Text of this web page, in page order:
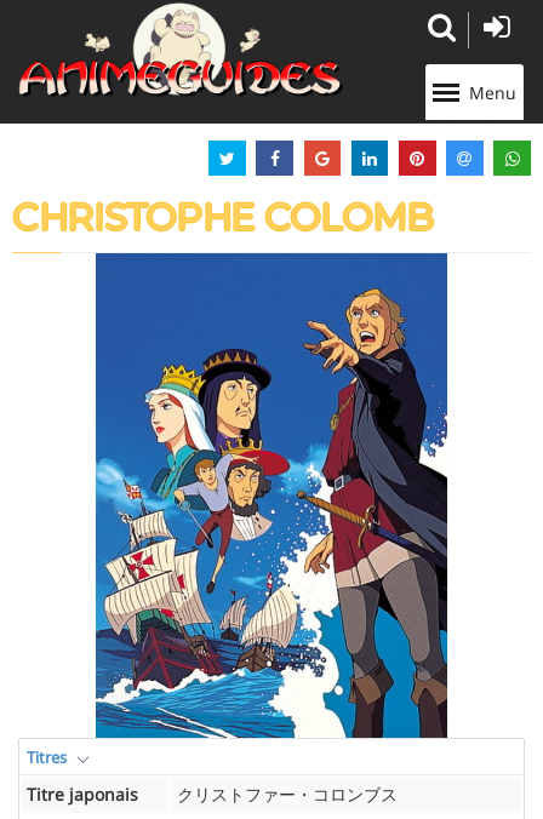
Menu
CHRISTOPHE COLOMB
Titres
Titre japonais
クリストファー・コロンブス
Panneau de gestion des cookies